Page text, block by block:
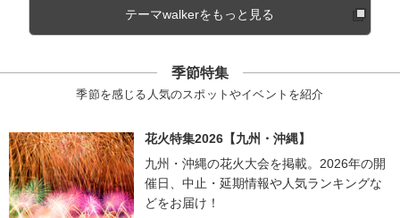
テーマwalkerをもっと見る
季節特集
季節を感じる人気のスポットやイベントを紹介
花火特集2026【九州・沖縄】
九州・沖縄の花火大会を掲載。2026年の開
催日、中止・延期情報や人気ランキングな
どをお届け！